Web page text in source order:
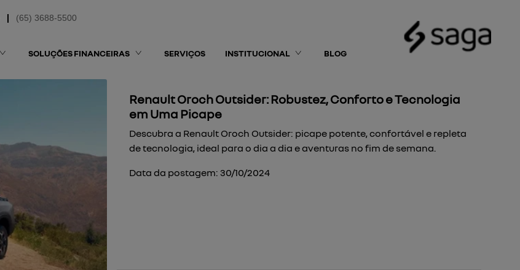
(65) 3688-5500
SOLUÇÕES FINANCEIRAS SERVIÇOS INSTITUCIONAL BLOG
Renault Oroch Outsider: Robustez, Conforto e Tecnologia
em Uma Picape
Descubra a Renault Oroch Outsider: picape potente, confortável e repleta
de tecnologia, ideal para o dia a dia e aventuras no fim de semana.
Data da postagem: 30/10/2024